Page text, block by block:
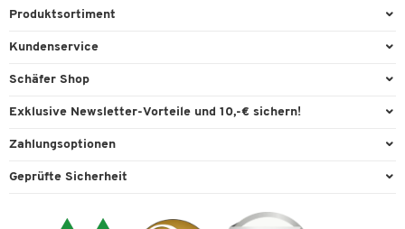
Produktsortiment
Büroausstattung
Reinigung & Hygiene
Technik
Kundenservice
Direktbestellung
Kontaktformulare
Lieferinformationen
Recycling, Entsorgung & Rücknahmepflicht von Elektroaltgeräten
Schäfer Shop
Services & Leistungen
Workplace Solutions
Exklusive Newsletter-Vorteile und 10,-€ sichern!
Willkommensgutschein
Expertenwissen
Zahlungsoptionen
Paypal
Geprüfte Sicherheit